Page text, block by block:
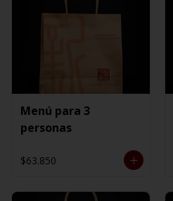
Menú para 3
personas
$63.850